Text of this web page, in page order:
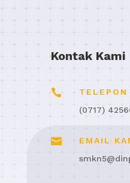
Kontak Kami

TELEPON
(0717)

EMAIL